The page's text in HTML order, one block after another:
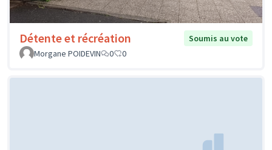
Détente et récréation
Soumis au vote
Morgane POIDEVIN
0 0